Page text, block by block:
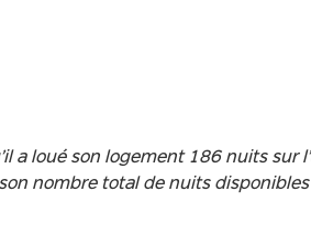
a loué son logement 186 nuits sur
nombre total de nuits